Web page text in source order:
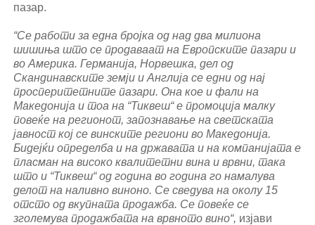
пазар.
“Се работи за една бројка од над два милиона
шишиња што се продаваат на Европските пазари и
во Америка. Германија, Норвешка, дел од
Скандинавските земји и Англија се едни од нај
просперитетните пазари. Она кое и фали на
Македонија и тоа на “Тиквеш“ е промоција малку
повеќе на регионот, запознавање на светската
јавност кој се винските региони во Македонија.
Бидејќи определба и на државата и на компанијата е
пласман на високо квалитетни вина и врвни, така
што и “Тиквеш“ од година во година го намалува
делот на наливно виноно. Се сведува на околу 15
отсто од вкупната продажба. Се повеќе се
зголемува продажбата на врвното вино“, изјави